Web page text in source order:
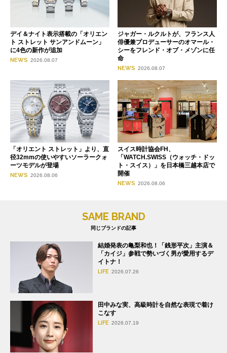
デイ＆ナイト表示搭載の「オリエン
ト ストレット サンアンドムーン」
に4色の新作が追加
NEWS 2026.08.07
ジャガー・ルクルトが、フランス人
俳優兼プロデューサーのオマール・
シーをフレンド・オブ・メゾンに任
命
NEWS 2026.08.07
「オリエント ストレット」より、直
径32mmの使いやすいソーラークォ
ーツモデルが登場
NEWS 2026.08.06
スイス時計協会FH、
「WATCH.SWISS（ウォッチ・ドッ
ト・スイス）」を日本橋三越本店で
開催
NEWS 2026.08.06
SAME BRAND
同じブランドの記事
結婚発表の亀梨和也！「銭形平次」主演＆
「カイジ」参戦で勢いづく男が愛用するデ
イトナ！
LIFE 2026.07.26
田中みな実、高級時計を自然な表現で着け
こなす
LIFE 2026.07.19